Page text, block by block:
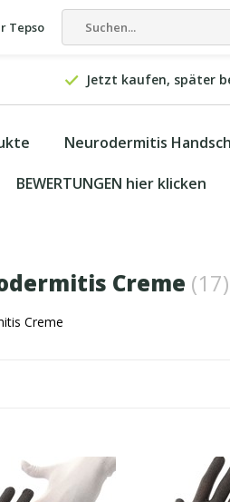
Tepso
Jetzt kaufen, später
Neurodermitis
BEWERTUNGEN hier klicken
Creme (17)
Creme